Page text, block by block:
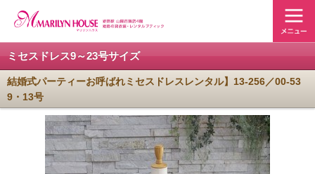
ミセスドレス9～23号サイズ
結婚式パーティーお呼ばれミセスドレスレンタル】13-256／00-53
9・13号